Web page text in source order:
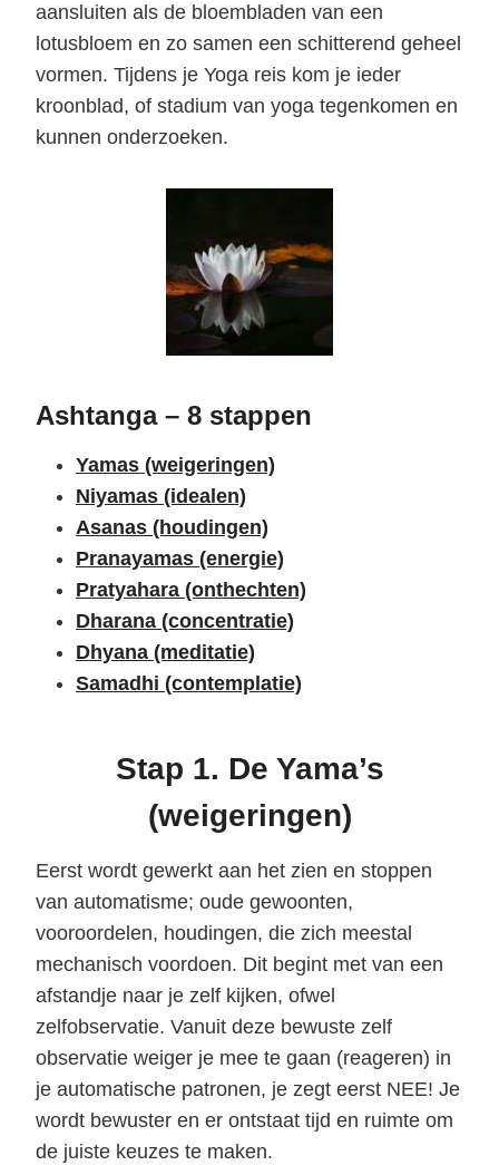
aansluiten als de bloembladen van een
lotusbloem en zo samen een schitterend geheel
vormen. Tijdens je Yoga reis kom je ieder
kroonblad, of stadium van yoga tegenkomen en
kunnen onderzoeken.
Ashtanga – 8 stappen
Yamas (weigeringen)
Niyamas (idealen)
Asanas (houdingen)
Pranayamas (energie)
Pratyahara (onthechten)
Dharana (concentratie)
Dhyana (meditatie)
Samadhi (contemplatie)
Stap 1. De Yama’s
(weigeringen)
Eerst wordt gewerkt aan het zien en stoppen
van automatisme; oude gewoonten,
vooroordelen, houdingen, die zich meestal
mechanisch voordoen. Dit begint met van een
afstandje naar je zelf kijken, ofwel
zelfobservatie. Vanuit deze bewuste zelf
observatie weiger je mee te gaan (reageren) in
je automatische patronen, je zegt eerst NEE! Je
wordt bewuster en er ontstaat tijd en ruimte om
de juiste keuzes te maken.